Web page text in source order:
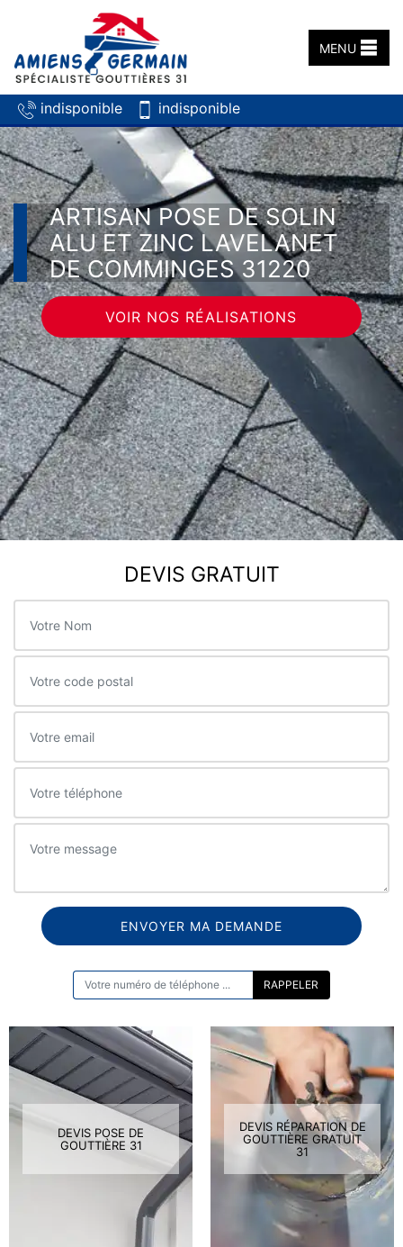
indisponible indisponible
MENU
ARTISAN POSE DE SOLIN
ALU ET ZINC LAVELANET
DE COMMINGES 31220
VOIR NOS RÉALISATIONS
DEVIS GRATUIT
DEVIS POSE DE
GOUTTIÈRE 31
DEVIS RÉPARATION DE
GOUTTIÈRE GRATUIT
31